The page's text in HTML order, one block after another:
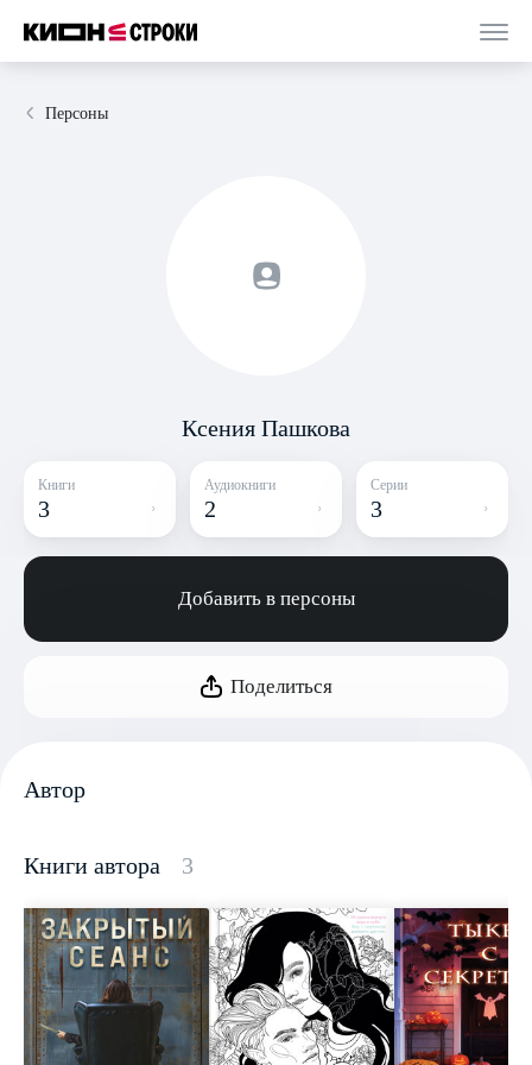
Персоны
Ксения Пашкова
Книги
3
Аудиокниги
2
Серии
3
Добавить в персоны
Поделиться
Автор
Книги автора 3